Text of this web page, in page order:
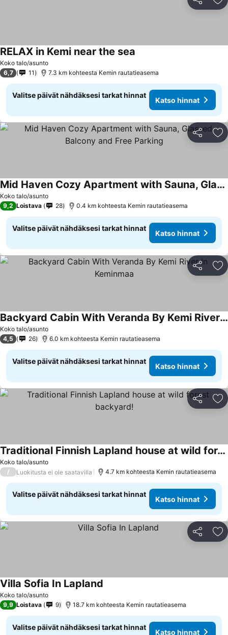
Jaa
Koko talo/asunto
RELAX in Kemi near the sea
6,7 11 7.3 km kohteesta Kemin rautatieasema
Valitse päivät nähdäksesi tarkat hinnat
Katso hinnat
Jaa
Koko talo/asunto
Mid Haven Cozy Apartment with Sauna, Glassed Balcony and Free Parking
9,2 Loistava 28 0.4 km kohteesta Kemin rautatieasema
Valitse päivät nähdäksesi tarkat hinnat
Katso hinnat
Jaa
Koko talo/asunto
Backyard Cabin With Veranda By Kemi River In Keminmaa
4,5 26 6.0 km kohteesta Kemin rautatieasema
Valitse päivät nähdäksesi tarkat hinnat
Katso hinnat
Jaa
Koko talo/asunto
Traditional Finnish Lapland house at wild forest backyard!
/ Luokitusta ei ole saatavilla 4.7 km kohteesta Kemin rautatieasema
Valitse päivät nähdäksesi tarkat hinnat
Katso hinnat
Jaa
Koko talo/asunto
Villa Sofia In Lapland
9,9 Loistava 9 18.7 km kohteesta Kemin rautatieasema
Valitse päivät nähdäksesi tarkat hinnat
Katso hinnat